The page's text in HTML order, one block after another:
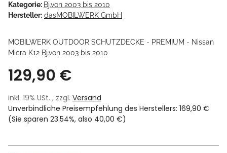
Kategorie: Bj.von 2003 bis 2010
Hersteller: dasMOBILWERK GmbH
MOBILWERK OUTDOOR SCHUTZDECKE - PREMIUM - Nissan
Micra K12 Bj.von 2003 bis 2010
129,90 €
inkl. 19% USt. , zzgl. Versand
Unverbindliche Preisempfehlung des Herstellers: 169,90 €
(Sie sparen 23.54%, also 40,00 €)